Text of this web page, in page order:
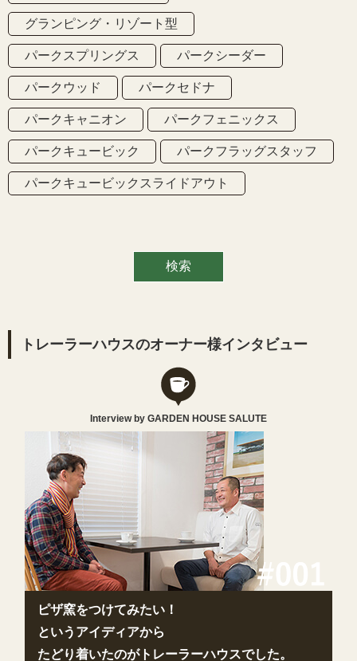
グランピング・リゾート型
パークスプリングス パークシーダー
パークウッド パークセドナ
パークキャニオン パークフェニックス
パークキュービック パークフラッグスタッフ
パークキュービックスライドアウト
トレーラーハウスのオーナー様インタビュー
Interview by GARDEN HOUSE SALUTE
ピザ窯をつけてみたい！
というアイディアから
たどり着いたのがトレーラーハウスでした。